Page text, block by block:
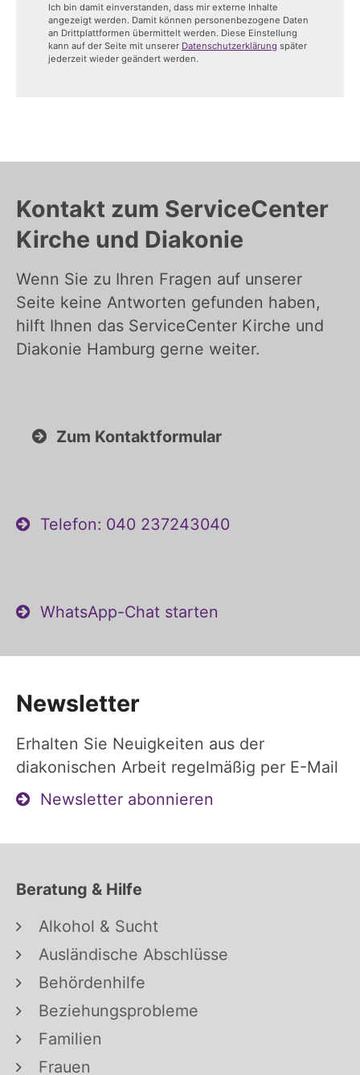
Ich bin damit einverstanden, dass mir externe Inhalte
angezeigt werden. Damit können personenbezogene Daten
an Drittplattformen übermittelt werden. Diese Einstellung
kann auf der Seite mit unserer Datenschutzerklärung später
jederzeit wieder geändert werden.
Kontakt zum ServiceCenter
Kirche und Diakonie
Wenn Sie zu Ihren Fragen auf unserer
Seite keine Antworten gefunden haben,
hilft Ihnen das ServiceCenter Kirche und
Diakonie Hamburg gerne weiter.
Zum Kontaktformular
Telefon: 040 237243040
WhatsApp-Chat starten
Newsletter
Erhalten Sie Neuigkeiten aus der
diakonischen Arbeit regelmäßig per E-Mail
Newsletter abonnieren
Beratung & Hilfe
Alkohol & Sucht
Ausländische Abschlüsse
Behördenhilfe
Beziehungsprobleme
Familien
Frauen